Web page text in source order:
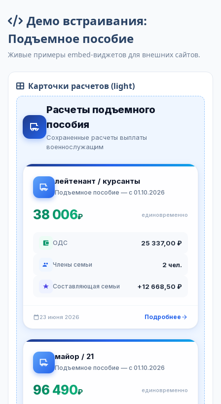
Демо встраивания:
Подъемное пособие
Живые примеры embed-виджетов для внешних сайтов.
Карточки расчетов (light)
Расчеты подъемного
пособия
Сохраненные расчеты выплаты
военнослужащим
лейтенант / курсанты
Подъемное пособие — с 01.10.2026
38 006₽ единовременно
ОДС 25 337,00 ₽
Члены семьи 2 чел.
Составляющая семьи +12 668,50 ₽
23 июня 2026 Подробнее
майор / 21
Подъемное пособие — с 01.10.2026
96 490₽ единовременно